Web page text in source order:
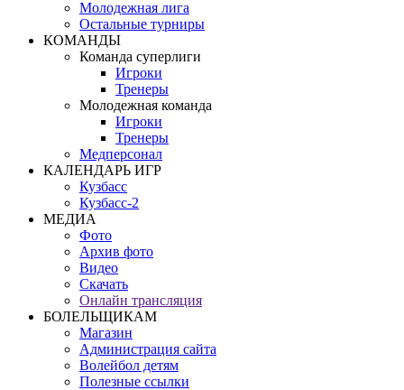
Молодежная лига
Остальные турниры
КОМАНДЫ
Команда суперлиги
Игроки
Тренеры
Молодежная команда
Игроки
Тренеры
Медперсонал
КАЛЕНДАРЬ ИГР
Кузбасс
Кузбасс-2
МЕДИА
Фото
Архив фото
Видео
Скачать
Онлайн трансляция
БОЛЕЛЬЩИКАМ
Магазин
Администрация сайта
Волейбол детям
Полезные ссылки